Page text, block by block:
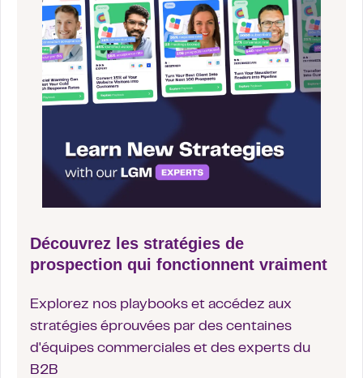
Découvrez les stratégies de
prospection qui fonctionnent vraiment
Explorez nos playbooks et accédez aux
stratégies éprouvées par des centaines
d'équipes commerciales et des experts du
B2B